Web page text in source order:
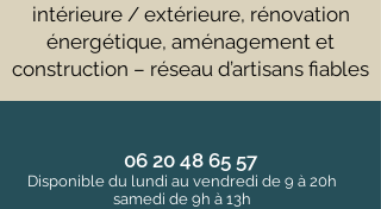
intérieure / extérieure, rénovation
énergétique, aménagement et
construction – réseau d’artisans fiables
06 20 48 65 57
Disponible du lundi au vendredi de 9 à 20h
samedi de 9h à 13h